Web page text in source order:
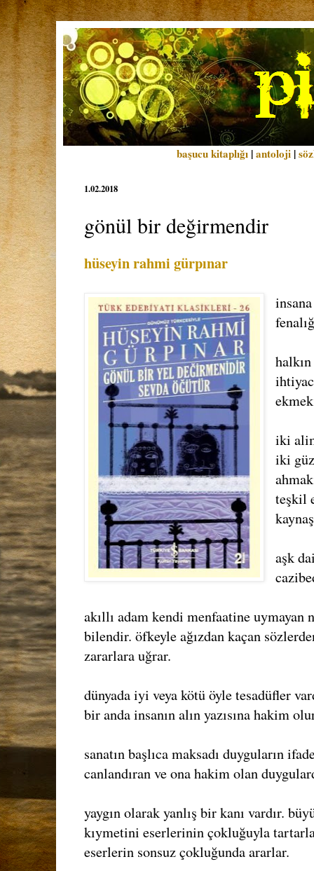
başucu kitaplığı |antoloji |
1.02.2018
gönül bir değirmendir
hüseyin rahmi gürpınar
i
iki
iki
teşkil
aşk
akıllı adam kendi menfaatine
bilendir. öfkeyle ağızdan kaçan
zararlara uğrar.
dünyada iyi veya kötü öyle tesadüfler
bir anda insanın alın yazısına hakim
sanatın başlıca maksadı duyguların
canlandıran ve ona hakim olan
yaygın olarak yanlış bir kanı vardır.
kıymetini eserlerinin çokluğuyla
eserlerin sonsuz çokluğunda ararlar.